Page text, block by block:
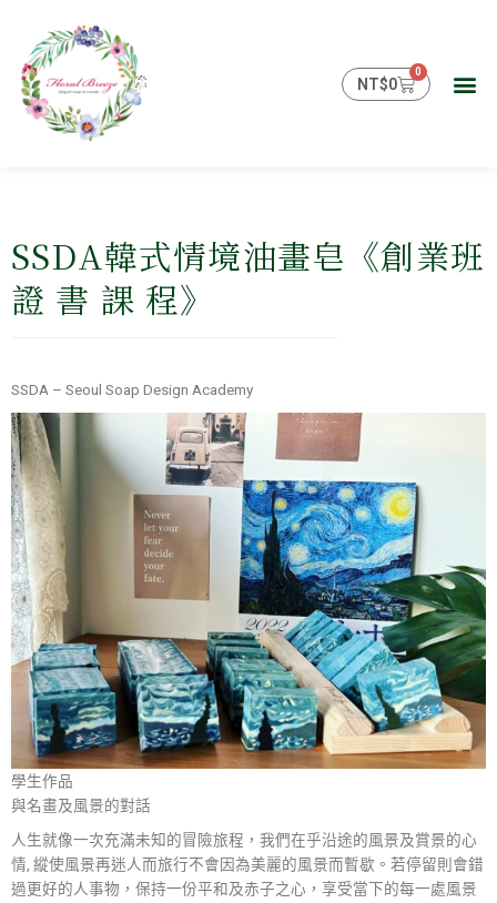
NT$0
0
購
物
SSDA韓式情境油畫皂《創業班
證 書 課 程》
SSDA – Seoul Soap Design Academy
學生作品
與名畫及風景的對話
人生就像一次充滿未知的冒險旅程，我們在乎沿途的風景及賞景的心
情, 縱使風景再迷人而旅行不會因為美麗的風景而暫歇。若停留則會錯
過更好的人事物，保持一份平和及赤子之心，享受當下的每一處風景